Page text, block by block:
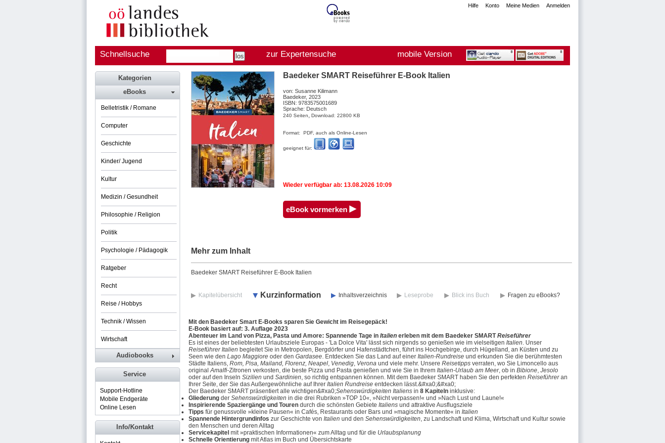
Anmelden
Meine Medien
Konto
Hilfe
Schnellsuche zur Expertensuche mobile Version
Baedeker SMART Reiseführer E-Book Italien
von: Susanne Kilimann
Baedeker, 2023
ISBN: 9783575001689
Sprache: Deutsch
240 Seiten, Download: 22800 KB
Format: PDF, auch als Online-Lesen
geeignet für:
Wieder verfügbar ab: 13.08.2026 10:09
eBook vormerken ▸
Mehr zum Inhalt
Baedeker SMART Reiseführer E-Book Italien
Kapitelübersicht Kurzinformation Inhaltsverzeichnis Leseprobe Blick ins Buch Fragen zu eBooks?
Mit den Baedeker Smart E-Books sparen Sie Gewicht im Reisegepäck!
E-Book basiert auf: 3. Auflage 2023
Abenteuer im Land von Pizza, Pasta und Amore: Spannende Tage in Italien erleben mit dem Baedeker SMARTReiseführer
Es ist eines der beliebtesten Urlaubsziele Europas - 'La Dolce Vita' lässt sich nirgends so genießen wie im vielseitigen Italien. Unser
Reiseführer Italien begleitet Sie in Metropolen, Bergdörfer und Hafenstädtchen, führt ins Hochgebirge, durch Hügelland, an Küsten und zu
Seen wie den Lago Maggiore oder den Gardasee. Entdecken Sie das Land auf einer Italien-Rundreise und erkunden Sie die berühmtesten
Städte Italiens, Rom, Pisa, Mailand, Florenz, Neapel, Venedig, Verona und viele mehr. Unsere Reisetipps verraten, wo Sie Limoncello aus
originalAmalfi-Zitronen verkosten, die beste Pizza und Pasta genießen und wie Sie in Ihrem Italien-Urlaub am Meer, ob in Bibione, Jesolo
oder auf den Inseln Sizilien und Sardinien, so richtig entspannen können. Mit dem Baedeker SMART haben Sie den perfekten Reiseführeran
Ihrer Seite, der Sie das Außergewöhnliche auf Ihrer Italien Rundreise entdecken lässt.&#xa0;&#xa0;
Der Baedeker SMART präsentiert alle wichtigen&#xa0;Sehenswürdigkeiten Italiens in 8 Kapiteln inklusive:
Gliederung der Sehenswürdigkeiten in die drei Rubriken »TOP 10«, »Nicht verpassen!« und »Nach Lust und Laune!«
Inspirierende Spaziergänge und Touren durch die schönsten Gebiete Italiens und attraktive Ausflugsziele
Tipps für genussvolle »kleine Pausen« in Cafés, Restaurants oder Bars und »magische Momente« in Italien
Spannende Hintergrundinfos zur Geschichte von Italien und den Sehenswürdigkeiten, zu Landschaft und Klima, Wirtschaft und Kultur sowie
den Menschen und deren Alltag
Servicekapitel mit »praktischen Informationen« zum Alltag und für die Urlaubsplanung
Schnelle Orientierung mit Atlas im Buch und Übersichtskarte
Kategorien
eBooks
Belletristik / Romane
Computer
Geschichte
Kinder/ Jugend
Kultur
Medizin / Gesundheit
Philosophie / Religion
Politik
Psychologie / Pädagogik
Ratgeber
Recht
Reise / Hobbys
Technik / Wissen
Wirtschaft
Audiobooks
Service
Support-Hotline
Mobile Endgeräte
Online Lesen
Info/Kontakt